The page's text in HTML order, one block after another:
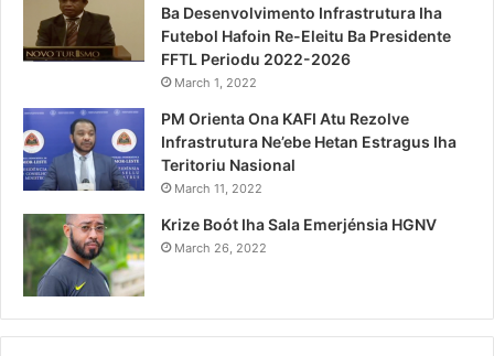
Ba Desenvolvimento Infrastrutura Iha
Futebol Hafoin Re-Eleitu Ba Presidente
FFTL Periodu 2022-2026
March 1, 2022
PM Orienta Ona KAFI Atu Rezolve
Infrastrutura Ne’ebe Hetan Estragus Iha
Teritoriu Nasional
March 11, 2022
Krize Boót Iha Sala Emerjénsia HGNV
March 26, 2022